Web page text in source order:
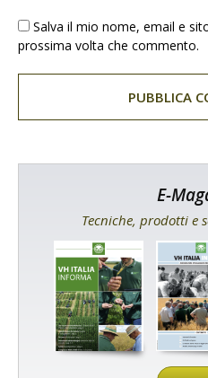
Salva il mio nome, email e
prossima volta che commento.
E-
Tecniche, prodotti e